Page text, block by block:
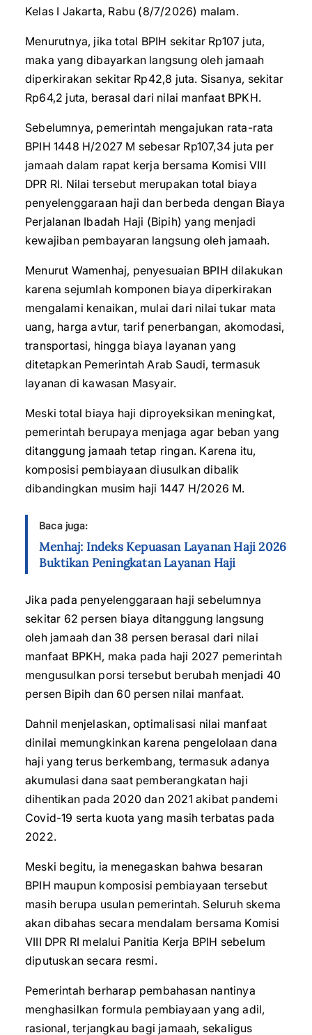
Kelas I Jakarta, Rabu (8/7/2026) malam.
Menurutnya, jika total BPIH sekitar Rp107 juta,
maka yang dibayarkan langsung oleh jamaah
diperkirakan sekitar Rp42,8 juta. Sisanya, sekitar
Rp64,2 juta, berasal dari nilai manfaat BPKH.
Sebelumnya, pemerintah mengajukan rata-rata
BPIH 1448 H/2027 M sebesar Rp107,34 juta per
jamaah dalam rapat kerja bersama Komisi VIII
DPR RI. Nilai tersebut merupakan total biaya
penyelenggaraan haji dan berbeda dengan Biaya
Perjalanan Ibadah Haji (Bipih) yang menjadi
kewajiban pembayaran langsung oleh jamaah.
Menurut Wamenhaj, penyesuaian BPIH dilakukan
karena sejumlah komponen biaya diperkirakan
mengalami kenaikan, mulai dari nilai tukar mata
uang, harga avtur, tarif penerbangan, akomodasi,
transportasi, hingga biaya layanan yang
ditetapkan Pemerintah Arab Saudi, termasuk
layanan di kawasan Masyair.
Meski total biaya haji diproyeksikan meningkat,
pemerintah berupaya menjaga agar beban yang
ditanggung jamaah tetap ringan. Karena itu,
komposisi pembiayaan diusulkan dibalik
dibandingkan musim haji 1447 H/2026 M.
Baca juga:
Menhaj: Indeks Kepuasan Layanan Haji 2026
Buktikan Peningkatan Layanan Haji
Jika pada penyelenggaraan haji sebelumnya
sekitar 62 persen biaya ditanggung langsung
oleh jamaah dan 38 persen berasal dari nilai
manfaat BPKH, maka pada haji 2027 pemerintah
mengusulkan porsi tersebut berubah menjadi 40
persen Bipih dan 60 persen nilai manfaat.
Dahnil menjelaskan, optimalisasi nilai manfaat
dinilai memungkinkan karena pengelolaan dana
haji yang terus berkembang, termasuk adanya
akumulasi dana saat pemberangkatan haji
dihentikan pada 2020 dan 2021 akibat pandemi
Covid-19 serta kuota yang masih terbatas pada
2022.
Meski begitu, ia menegaskan bahwa besaran
BPIH maupun komposisi pembiayaan tersebut
masih berupa usulan pemerintah. Seluruh skema
akan dibahas secara mendalam bersama Komisi
VIII DPR RI melalui Panitia Kerja BPIH sebelum
diputuskan secara resmi.
Pemerintah berharap pembahasan nantinya
menghasilkan formula pembiayaan yang adil,
rasional, terjangkau bagi jamaah, sekaligus